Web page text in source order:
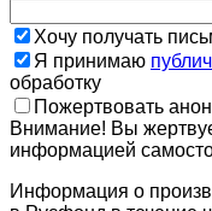
Хочу получать
Я принимаю
обработку
Пожертвовать
Внимание! Вы
информацией
Информация о